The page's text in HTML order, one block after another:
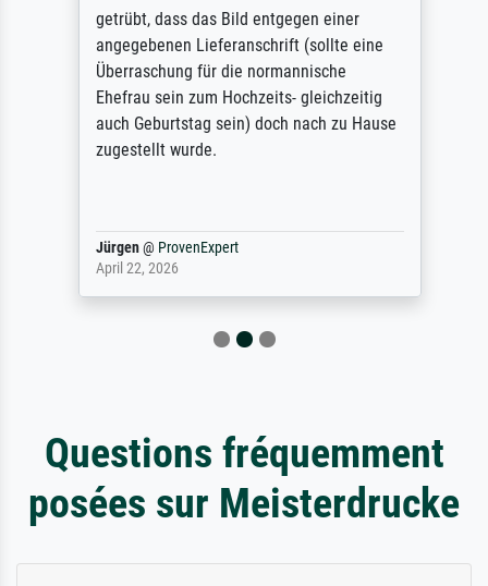
getrübt, dass das Bild entgegen einer
angegebenen Lieferanschrift (sollte eine
Überraschung für die normannische
Ehefrau sein zum Hochzeits- gleichzeitig
auch Geburtstag sein) doch nach zu Hause
zugestellt wurde.
Jürgen@ProvenExpert
April 22, 2026
Questions fréquemment
posées sur Meisterdrucke